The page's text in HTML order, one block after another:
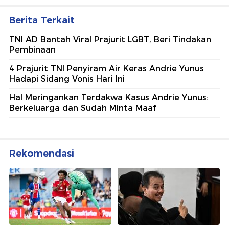
Berita Terkait
TNI AD Bantah Viral Prajurit LGBT, Beri Tindakan
Pembinaan
4 Prajurit TNI Penyiram Air Keras Andrie Yunus
Hadapi Sidang Vonis Hari Ini
Hal Meringankan Terdakwa Kasus Andrie Yunus:
Berkeluarga dan Sudah Minta Maaf
Rekomendasi